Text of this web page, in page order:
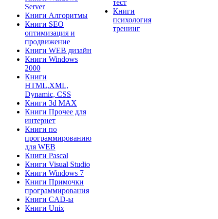
Server
Книги Алгоритмы
Книги SEO
оптимизация и
продвижение
Книги WEB дизайн
Книги Windows
2000
Книги
HTML,XML,
Dynamic, CSS
Книги 3d MAX
Книги Прочее для
интернет
Книги по
программированию
для WEB
Книги Pascal
Книги Visual Studio
Книги Windows 7
Книги Примочки
программирования
Книги CAD-ы
Книги Unix
тест
Книги
психология
тренинг